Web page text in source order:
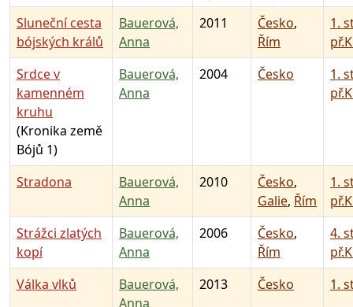
Sluneční cesta
bójských králů
Bauerová,
Anna
2011 Česko,
Řím
1.
Srdce v
kamenném
kruhu
(Kronika země
Bójů 1)
Bauerová,
Anna
2004 Česko
1.
Stradona
Bauerová,
Anna
2010 Česko,
Galie, Řím
1.
Strážci zlatých
kopí
Bauerová,
Anna
2006 Česko,
Řím
4.
Válka vlků
Bauerová,
Anna
2013 Česko 1.